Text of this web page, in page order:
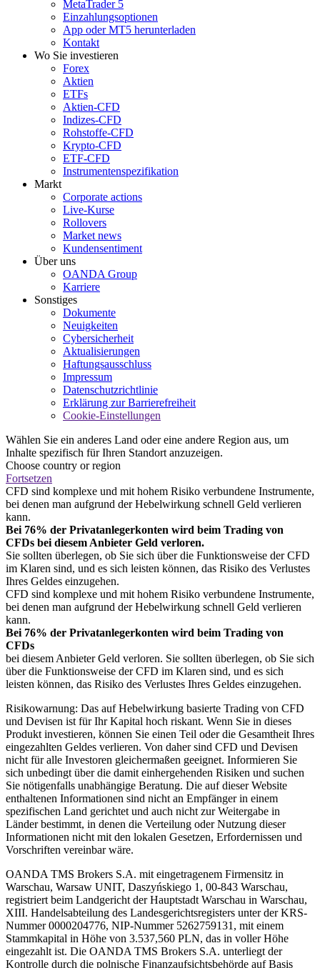
MetaTrader 5
Einzahlungsoptionen
App oder MT5 herunterladen
Kontakt
Wo Sie investieren
Forex
Aktien
ETFs
Aktien-CFD
Indizes-CFD
Rohstoffe-CFD
Krypto-CFD
ETF-CFD
Instrumentenspezifikation
Markt
Corporate actions
Live-Kurse
Rollovers
Market news
Kundensentiment
Über uns
OANDA Group
Karriere
Sonstiges
Dokumente
Neuigkeiten
Cybersicherheit
Aktualisierungen
Haftungsausschluss
Impressum
Datenschutzrichtlinie
Erklärung zur Barrierefreiheit
Cookie-Einstellungen
Wählen Sie ein anderes Land oder eine andere Region aus, um
Inhalte spezifisch für Ihren Standort anzuzeigen.
Choose country or region
Fortsetzen
CFD sind komplexe und mit hohem Risiko verbundene Instrumente,
bei denen man aufgrund der Hebelwirkung schnell Geld verlieren
kann.
Bei 76% der Privatanlegerkonten wird beim Trading von
CFDs bei diesem Anbieter Geld verloren.
Sie sollten überlegen, ob Sie sich über die Funktionsweise der CFD
im Klaren sind, und es sich leisten können, das Risiko des Verlustes
Ihres Geldes einzugehen.
CFD sind komplexe und mit hohem Risiko verbundene Instrumente,
bei denen man aufgrund der Hebelwirkung schnell Geld verlieren
kann.
Bei 76% der Privatanlegerkonten wird beim Trading von
CFDs
bei diesem Anbieter Geld verloren. Sie sollten überlegen, ob Sie sich
über die Funktionsweise der CFD im Klaren sind, und es sich
leisten können, das Risiko des Verlustes Ihres Geldes einzugehen.
Risikowarnung: Das auf Hebelwirkung basierte Trading von CFD
und Devisen ist für Ihr Kapital hoch riskant. Wenn Sie in dieses
Produkt investieren, können Sie einen Teil oder die Gesamtheit Ihres
eingezahlten Geldes verlieren. Von daher sind CFD und Devisen
nicht für alle Investoren gleichermaßen geeignet. Informieren Sie
sich unbedingt über die damit einhergehenden Risiken und suchen
Sie nötigenfalls unabhängige Beratung. Die auf dieser Website
enthaltenen Informationen sind nicht an Empfänger in einem
spezifischen Land gerichtet und auch nicht zur Weitergabe in
Länder bestimmt, in denen die Verteilung oder Nutzung dieser
Informationen nicht mit den lokalen Gesetzen, Erfordernissen und
Vorschriften vereinbar wäre.
OANDA TMS Brokers S.A. mit eingetragenem Firmensitz in
Warschau, Warsaw UNIT, Daszyńskiego 1, 00-843 Warschau,
registriert beim Landgericht der Hauptstadt Warschau in Warschau,
XIII. Handelsabteilung des Landesgerichtsregisters unter der KRS-
Nummer 0000204776, NIP-Nummer 5262759131, mit einem
Stammkapital in Höhe von 3.537,560 PLN, das in voller Höhe
eingezahlt ist. Die OANDA TMS Brokers S.A. unterliegt der
Kontrolle durch die polnische Finanzaufsichtsbehörde auf Basis